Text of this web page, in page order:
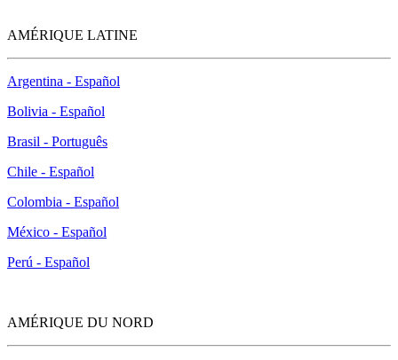
AMÉRIQUE LATINE
Argentina - Español
Bolivia - Español
Brasil - Português
Chile - Español
Colombia - Español
México - Español
Perú - Español
AMÉRIQUE DU NORD